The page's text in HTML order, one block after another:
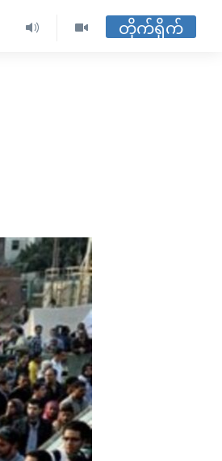
တိုက်ရိုက်